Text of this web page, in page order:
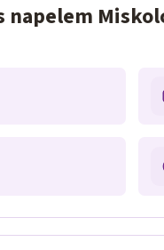
napelem